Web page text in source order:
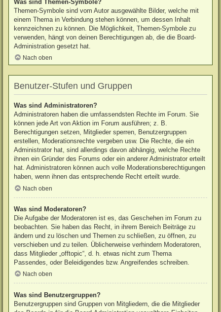
Was sind Themen-Symbole?
Themen-Symbole sind vom Autor ausgewählte Bilder, welche mit
einem Thema in Verbindung stehen können, um dessen Inhalt
kennzeichnen zu können. Die Möglichkeit, Themen-Symbole zu
verwenden, hängt von deinen Berechtigungen ab, die die Board-
Administration gesetzt hat.
Nach oben
Benutzer-Stufen und Gruppen
Was sind Administratoren?
Administratoren haben die umfassendsten Rechte im Forum. Sie
können jede Art von Aktion im Forum ausführen; z. B.
Berechtigungen setzen, Mitglieder sperren, Benutzergruppen
erstellen, Moderationsrechte vergeben usw. Die Rechte, die ein
Administrator hat, sind allerdings davon abhängig, welche Rechte
ihnen ein Gründer des Forums oder ein anderer Administrator erteilt
hat. Administratoren können auch volle Moderationsberechtigungen
haben, wenn ihnen das entsprechende Recht erteilt wurde.
Nach oben
Was sind Moderatoren?
Die Aufgabe der Moderatoren ist es, das Geschehen im Forum zu
beobachten. Sie haben das Recht, in ihrem Bereich Beiträge zu
ändern und zu löschen und Themen zu schließen, zu öffnen, zu
verschieben und zu teilen. Üblicherweise verhindern Moderatoren,
dass Mitglieder „offtopic“, d. h. etwas nicht zum Thema
Passendes, oder Beleidigendes bzw. Angreifendes schreiben.
Nach oben
Was sind Benutzergruppen?
Benutzergruppen sind Gruppen von Mitgliedern, die die Mitglieder